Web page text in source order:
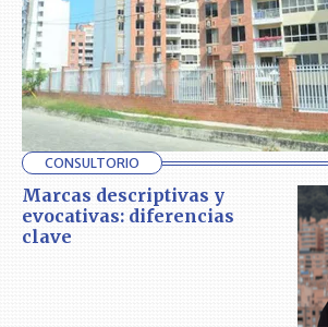
CONSULTORIO
Marcas descriptivas y
evocativas: diferencias
clave